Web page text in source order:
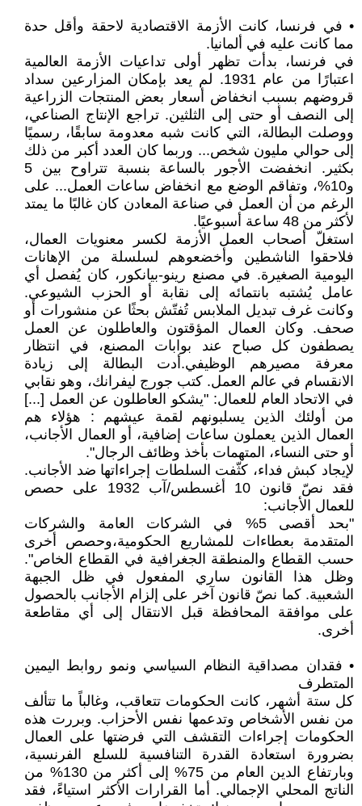
• في فرنسا، كانت الأزمة الاقتصادية لاحقة وأقل حدة
مما كانت عليه في ألمانيا.
في فرنسا، بدأت تظهر أولى تداعيات الأزمة العالمية
اعتبارًا من عام 1931. لم يعد بإمكان المزارعين سداد
قروضهم بسبب انخفاض أسعار بعض المنتجات الزراعية
إلى النصف أو حتى إلى الثلثين. تراجع الإنتاج الصناعي،
ووصلت البطالة، التي كانت شبه معدومة سابقًا، رسميًا
إلى حوالي مليون شخص... وربما كان العدد أكبر من ذلك
بكثير. انخفضت الأجور بالساعة بنسبة تتراوح بين 5
و10%، وتفاقم الوضع مع انخفاض ساعات العمل... على
الرغم من أن العمل في صناعة المعادن كان غالبًا ما يمتد
لأكثر من 48 ساعة أسبوعيًا.
استغلّ أصحاب العمل الأزمة لكسر معنويات العمال،
فلاحقوا الناشطين وأخضعوهم لسلسلة من الإهانات
اليومية الصغيرة. في مصنع رينو-بيانكور، كان يُفصل أي
عامل يُشتبه بانتمائه إلى نقابة أو الحزب الشيوعي.
وكانت غرف تبديل الملابس تُفتّش بحثًا عن منشورات أو
صحف. وكان العمال المؤقتون والعاطلون عن العمل
يصطفون كل صباح عند بوابات المصنع، في انتظار
معرفة مصيرهم الوظيفي.أدت البطالة إلى زيادة
الانقسام في عالم العمل. كتب جورج ليفرانك، وهو نقابي
في الاتحاد العام للعمال: "يشكو العاطلون عن العمل [...]
من أولئك الذين يسلبونهم لقمة عيشهم : هؤلاء هم
العمال الذين يعملون ساعات إضافية، أو العمال الأجانب،
أو حتى النساء، المتهمات بأخذ وظائف الرجال".
لإيجاد كبش فداء، كثّفت السلطات إجراءاتها ضد الأجانب.
فقد نصّ قانون 10 أغسطس/آب 1932 على حصص
للعمال الأجانب:
"بحد أقصى 5% في الشركات العامة والشركات
المتقدمة بعطاءات للمشاريع الحكومية،وحصص أخرى
حسب القطاع والمنطقة الجغرافية في القطاع الخاص".
وظل هذا القانون ساري المفعول في ظل الجبهة
الشعبية. كما نصّ قانون آخر على إلزام الأجانب بالحصول
على موافقة المحافظة قبل الانتقال إلى أي مقاطعة
أخرى.
• فقدان مصداقية النظام السياسي ونمو روابط اليمين
المتطرف
كل ستة أشهر، كانت الحكومات تتعاقب، وغالباً ما تتألف
من نفس الأشخاص وتدعمها نفس الأحزاب. وبررت هذه
الحكومات إجراءات التقشف التي فرضتها على العمال
بضرورة استعادة القدرة التنافسية للسلع الفرنسية،
وبارتفاع الدين العام من 75% إلى أكثر من 130% من
الناتج المحلي الإجمالي. أما القرارات الأكثر استياءً، فقد